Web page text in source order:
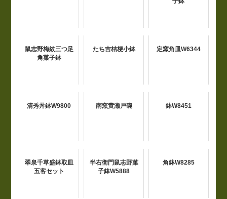
鼠志野梅紋三つ足
角菓子鉢
たち吉桔梗小鉢 定窯角皿W6344
清秀丼鉢W9800 南窯黄瀬戸碗 鉢W8451
翠泉千草盛鉢取皿
五客セット
半右衛門鼠志野菓
子鉢W5888
角鉢W8285